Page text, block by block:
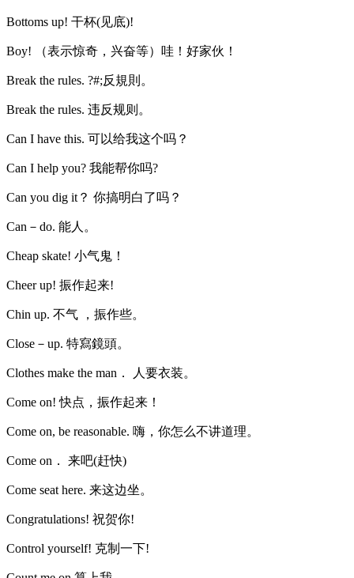
Bottoms up! 干杯(见底)!
Boy! （表示惊奇，兴奋等）哇！好家伙！
Break the rules. ?#;反規則。
Break the rules. 违反规则。
Can I have this. 可以给我这个吗？
Can I help you? 我能帮你吗?
Can you dig it？ 你搞明白了吗？
Can－do. 能人。
Cheap skate! 小气鬼！
Cheer up! 振作起来!
Chin up. 不气 ，振作些。
Close－up. 特寫鏡頭。
Clothes make the man． 人要衣装。
Come on! 快点，振作起来！
Come on, be reasonable. 嗨，你怎么不讲道理。
Come on． 来吧(赶快)
Come seat here. 来这边坐。
Congratulations! 祝贺你!
Control yourself! 克制一下!